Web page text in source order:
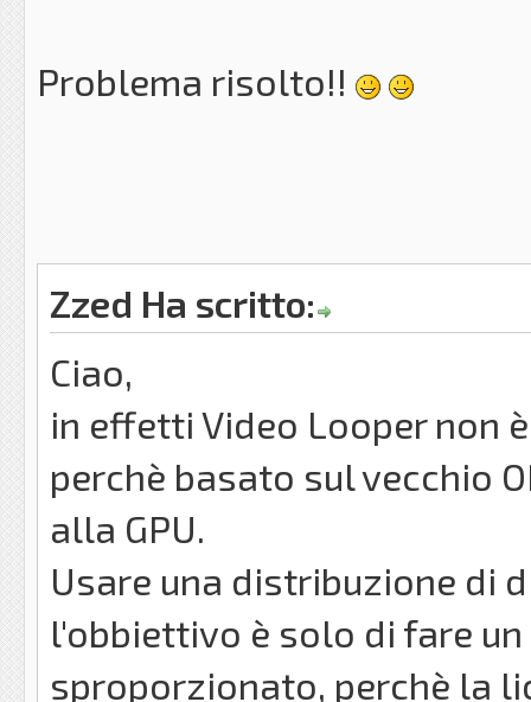
Problema risolto!!
Zzed Ha scritto:
Ciao,
in effetti Video Looper non
perchè basato sul vecchio
alla GPU.
Usare una distribuzione di
l'obbiettivo è solo di fare
sproporzionato, perchè la